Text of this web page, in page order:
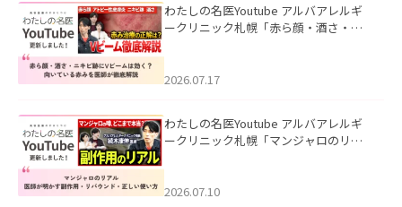
わたしの名医Youtube アルバアレルギ
ークリニック札幌「赤ら顔・酒さ・ニ
した。
2026.07.17
わたしの名医Youtube アルバアレルギ
ークリニック札幌「マンジャロのリア
た。
2026.07.10